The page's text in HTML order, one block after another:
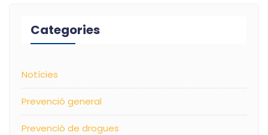
Categories
Notícies
Prevenció general
Prevenció de drogues